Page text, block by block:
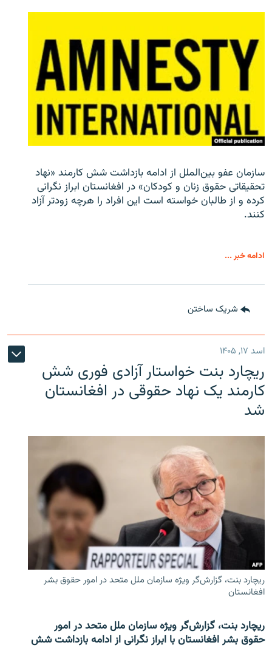
سازمان عفو بین‌الملل از ادامه بازداشت شش کارمند «نهاد
تحقیقاتی حقوق زنان و کودکان» در افغانستان ابراز نگرانی
کرده و از طالبان خواسته است این افراد را هرچه زودتر آزاد
کنند.
ادامه خبر ...
شریک ساختن
اسد ۱۷, ۱۴۰۵
ریچارد بنت خواستار آزادی فوری شش
کارمند یک نهاد حقوقی در افغانستان
شد
ریچارد بنت، گزارش‌گر ویژه سازمان ملل متحد در امور حقوق بشر
افغانستان
ریچارد بنت، گزارش‌گر ویژه سازمان ملل متحد در امور
حقوق بشر افغانستان با ابراز نگرانی از ادامه بازداشت شش